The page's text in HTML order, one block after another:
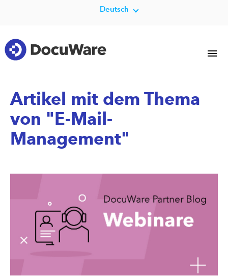
Deutsch
Artikel mit dem Thema
von "E-Mail-
Management"